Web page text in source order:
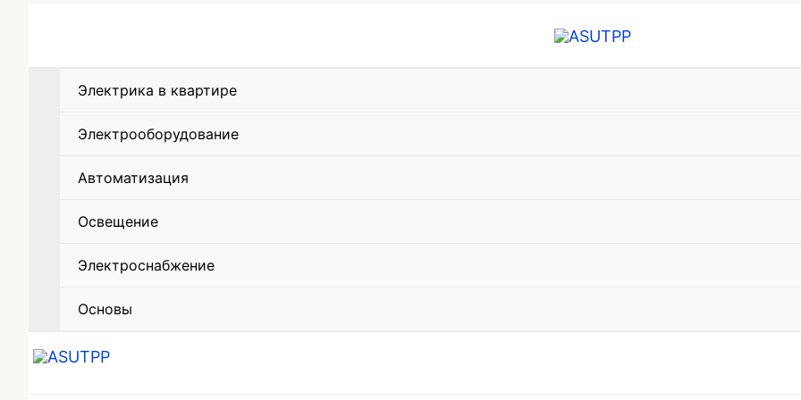
Электрика в квартире
Электрооборудование
Автоматизация
Освещение
Электроснабжение
Основы